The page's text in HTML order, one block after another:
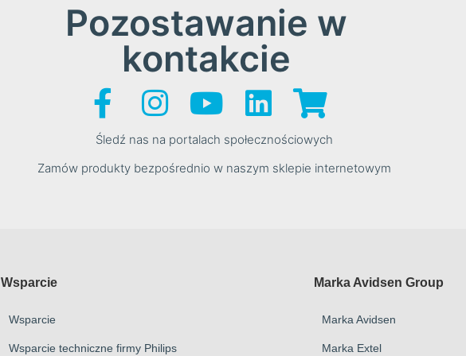
Pozostawanie w
kontakcie
Śledź nas na portalach społecznościowych
Zamów produkty bezpośrednio w naszym sklepie internetowym
Wsparcie
Wsparcie
Wsparcie techniczne firmy Philips
Marka Avidsen Group
Marka Avidsen
Marka Extel